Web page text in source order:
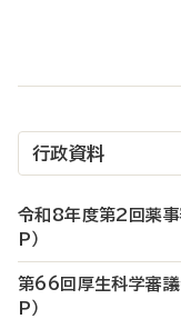
行政資料
令和8年度第2回薬事
P）
第66回厚生科学審議
P）